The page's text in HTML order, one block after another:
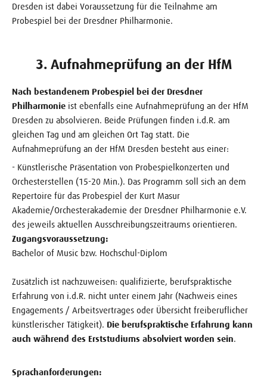
Dresden ist dabei Voraussetzung für die Teilnahme am
Probespiel bei der Dresdner Philharmonie.
3. Aufnahmeprüfung an der HfM
Nach bestandenem Probespiel bei der Dresdner
Philharmonie ist ebenfalls eine Aufnahmeprüfung an der HfM
Dresden zu absolvieren. Beide Prüfungen finden i.d.R. am
gleichen Tag und am gleichen Ort Tag statt. Die
Aufnahmeprüfung an der HfM Dresden besteht aus einer:
- Künstlerische Präsentation von Probespielkonzerten und
Orchesterstellen (15-20 Min.). Das Programm soll sich an dem
Repertoire für das Probespiel der Kurt Masur
Akademie/Orchesterakademie der Dresdner Philharmonie e.V.
des jeweils aktuellen Ausschreibungszeitraums orientieren.
Zugangsvoraussetzung:
Bachelor of Music bzw. Hochschul-Diplom
Zusätzlich ist nachzuweisen: qualifizierte, berufspraktische
Erfahrung von i.d.R. nicht unter einem Jahr (Nachweis eines
Engagements / Arbeitsvertrages oder Übersicht freiberuflicher
künstlerischer Tätigkeit). Die berufspraktische Erfahrung kann
auch während des Erststudiums absolviert worden sein.
Sprachanforderungen: